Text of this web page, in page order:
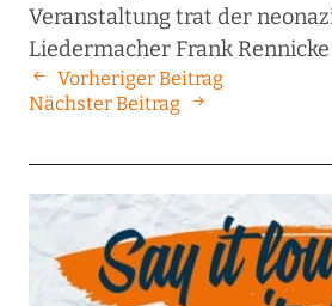
Veranstaltung trat der
Liedermacher Frank
Vorheriger Beitrag
Nächster Beitrag